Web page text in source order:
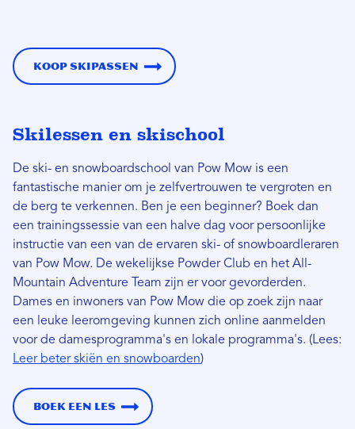
Koop skipassen
Skilessen en skischool
De ski- en snowboardschool van Pow Mow is een
fantastische manier om je zelfvertrouwen te vergroten en
de berg te verkennen. Ben je een beginner? Boek dan
een trainingssessie van een halve dag voor persoonlijke
instructie van een van de ervaren ski- of snowboardleraren
van Pow Mow. De wekelijkse Powder Club en het All-
Mountain Adventure Team zijn er voor gevorderden.
Dames en inwoners van Pow Mow die op zoek zijn naar
een leuke leeromgeving kunnen zich online aanmelden
voor de damesprogramma's en lokale programma's. (Lees:
Leer beter skiën en snowboarden)
Boek een les